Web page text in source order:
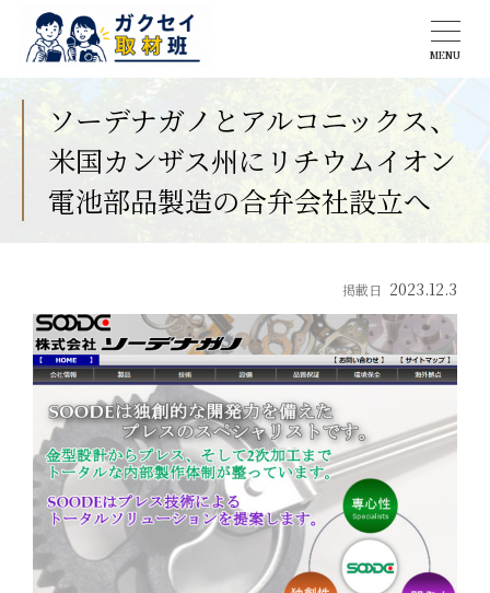
MENU
ソーデナガノとアルコニックス、
米国カンザス州にリチウムイオン
電池部品製造の合弁会社設立へ
掲載日 2023.12.3